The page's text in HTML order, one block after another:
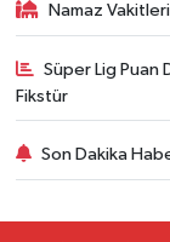
Namaz Vakitleri
Süper Lig Puan
Fikstür
Son Dakika